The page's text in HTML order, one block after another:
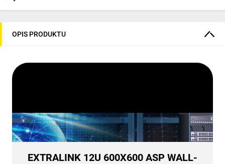
OPIS PRODUKTU
EXTRALINK 12U 600X600 ASP WALL-